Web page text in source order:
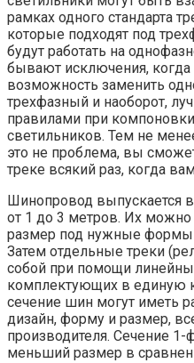
рамках одного стандарта
которые подходят под
будут работать на
бывают исключения, когда
возможность заменить
трехфазный и наоборот,
правилами при
светильников. Тем не
это не проблема, вы
треке всякий раз, когда
Шинопровод выпускается
от 1 до 3 метров. Их можно
размер под нужные формы
Затем отдельные треки
собой при помощи
комплектующих в единую
сечение шин могут иметь
дизайн, форму и размер,
производителя. Сечение 1-
меньший размер в